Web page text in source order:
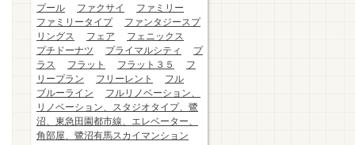
プール
ファクサイ
ファミリー
ファミリータイプ
ファンタジースプ
リングス
フェア
フェニックス
プチドーナツ
プライマルシティ
プ
ラス
フラット フラット３５
フ
リープラン
フリーレント
フル
ブルーライン
フルリノベーション、
リノベーション、スタジオタイプ、鷺
沼、東急田園都市線、エレベーター、
角部屋、鷺沼有馬スカイマンション